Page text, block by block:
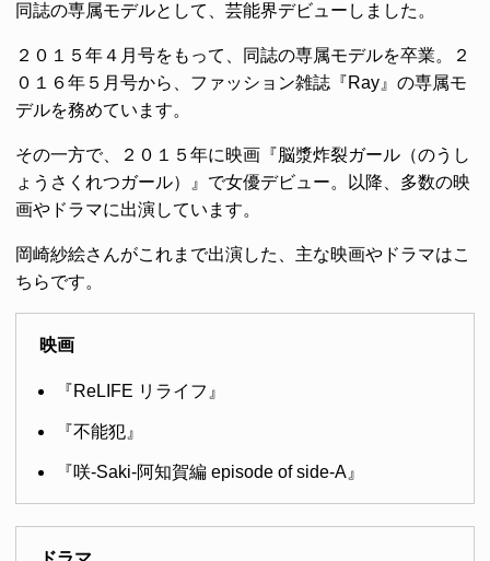
同誌の専属モデルとして、芸能界デビューしました。
２０１５年４月号をもって、同誌の専属モデルを卒業。２
０１６年５月号から、ファッション雑誌『Ray』の専属モ
デルを務めています。
その一方で、２０１５年に映画『脳漿炸裂ガール（のうし
ょうさくれつガール）』で女優デビュー。以降、多数の映
画やドラマに出演しています。
岡崎紗絵さんがこれまで出演した、主な映画やドラマはこ
ちらです。
映画
『ReLIFE リライフ』
『不能犯』
『咲-Saki-阿知賀編 episode of side-A』